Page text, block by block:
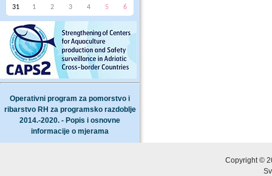
31
1 2 3 4 5 6
Operativni program za pomorstvo i
ribarstvo RH za programsko razdoblje
2014.-2020. - Popis i osnovne
informacije o mjerama
Copyright ©